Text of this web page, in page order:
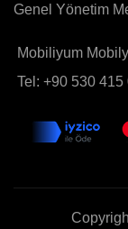
Genel Yönetim
Mobiliyum
Tel: +90 530 415